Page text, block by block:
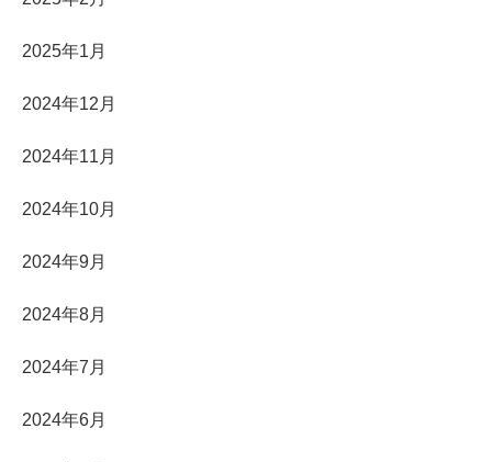
2025年1月
2024年12月
2024年11月
2024年10月
2024年9月
2024年8月
2024年7月
2024年6月